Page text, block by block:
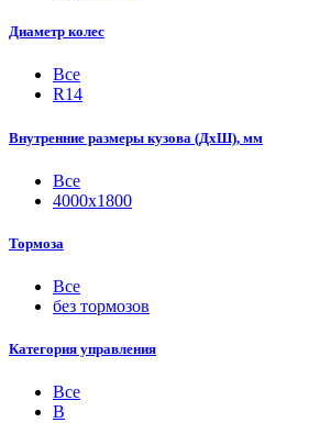
Диаметр колес
Все
R14
Внутренние размеры кузова (ДхШ), мм
Все
4000х1800
Тормоза
Все
без тормозов
Категория управления
Все
B